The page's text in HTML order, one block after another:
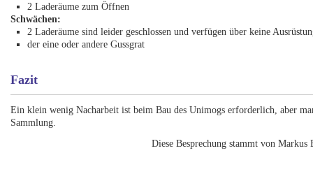
2 Laderäume zum Öffnen
Schwächen:
2 Laderäume sind leider geschlossen und verfügen über keine
der eine oder andere Gussgrat
Fazit
Ein klein wenig Nacharbeit ist beim Bau des Unimogs erforderlich, aber
Sammlung.
Diese Besprechung stammt von Markus